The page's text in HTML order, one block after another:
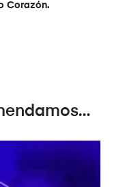
Corazón.